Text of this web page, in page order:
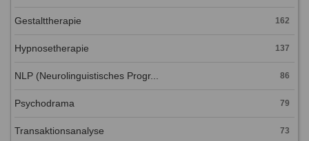
Gestalttherapie 162
Hypnosetherapie 137
NLP (Neurolinguistisches Progr... 86
Psychodrama 79
Transaktionsanalyse 73